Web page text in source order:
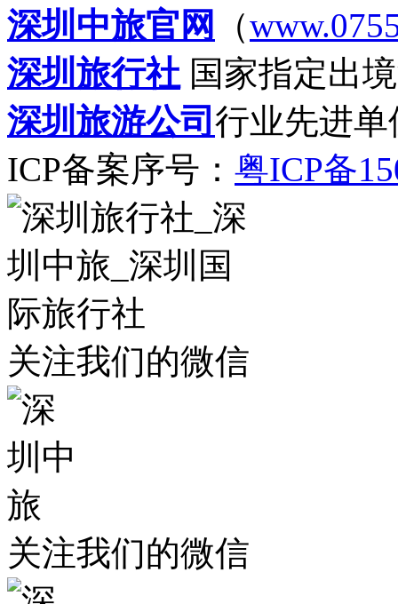
深圳中旅官网
（
深圳旅行社 国家指定出
深圳旅游公司 行业先进单
ICP备案序号： 粤ICP备
关注我们的微信
关注我们的微信